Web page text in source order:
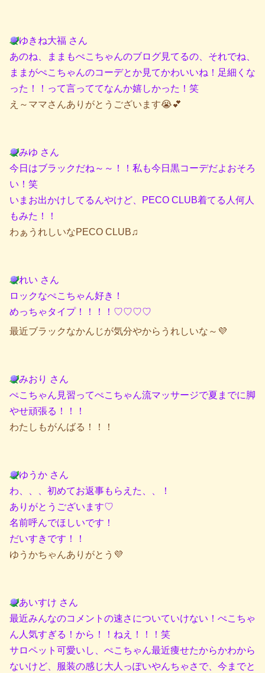
ゆきね大福 さん
あのね、ままもぺこちゃんのブログ見てるの、それでね、
ままがぺこちゃんのコーデとか見てかわいいね！足細くな
った！！って言っててなんか嬉しかった！笑
え～ママさんありがとうございます😭💕
みゆ さん
今日はブラックだね～～！！私も今日黒コーデだよおそろ
い！笑
いまお出かけしてるんやけど、PECO CLUB着てる人何人
もみた！！
わぁうれしいなPECO CLUB♫
れい さん
ロックなぺこちゃん好き！
めっちゃタイプ！！！！♡♡♡♡
最近ブラックなかんじが気分やからうれしいな～💜
みおり さん
ぺこちゃん見習ってぺこちゃん流マッサージで夏までに脚
やせ頑張る！！！
わたしもがんばる！！！
ゆうか さん
わ、、、初めてお返事もらえた、、！
ありがとうございます♡
名前呼んでほしいです！
だいすきです！！
ゆうかちゃんありがとう💜
あいすけ さん
最近みんなのコメントの速さについていけない！ぺこちゃ
ん人気すぎる！から！！ねえ！！！笑
サロペット可愛いし、ぺこちゃん最近痩せたからかわから
ないけど、服装の感じ大人っぽいやんちゃさで、今までと